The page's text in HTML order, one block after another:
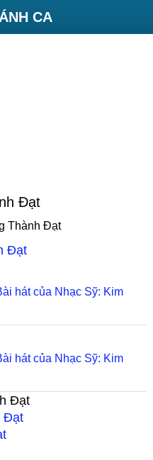
CA
Đạt
Thành Đạt
Đạt
hát của Nhạc Sỹ: Kim
hát của Nhạc Sỹ: Kim
Đạt
Đạt